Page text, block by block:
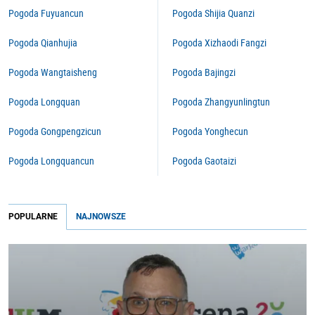
Pogoda Fuyuancun
Pogoda Qianhujia
Pogoda Wangtaisheng
Pogoda Longquan
Pogoda Gongpengzicun
Pogoda Longquancun
Pogoda Shijia Quanzi
Pogoda Xizhaodi Fangzi
Pogoda Bajingzi
Pogoda Zhangyunlingtun
Pogoda Yonghecun
Pogoda Gaotaizi
POPULARNE NAJNOWSZE